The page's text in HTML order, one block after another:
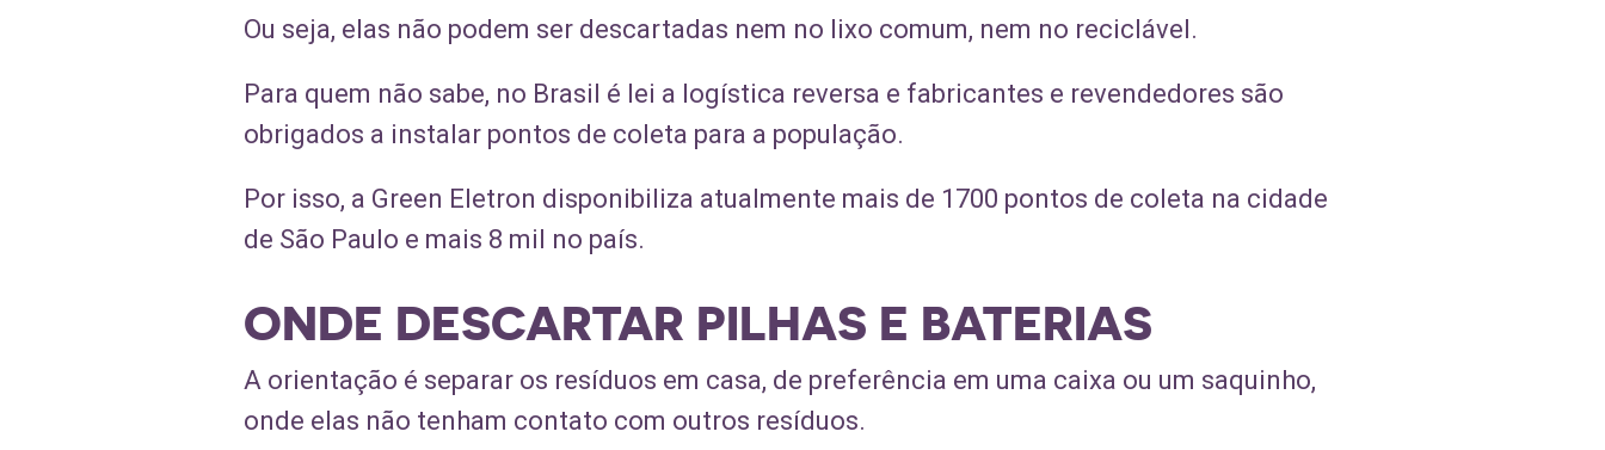
Ou seja, elas não podem ser descartadas nem no lixo comum, nem no reciclável.
Para quem não sabe, no Brasil é lei a logística reversa e fabricantes e revendedores são
obrigados a instalar pontos de coleta para a população.
Por isso, a Green Eletron disponibiliza atualmente mais de 1700 pontos de coleta na cidade
de São Paulo e mais 8 mil no país.
ONDE DESCARTAR PILHAS E BATERIAS
A orientação é separar os resíduos em casa, de preferência em uma caixa ou um saquinho,
onde elas não tenham contato com outros resíduos.